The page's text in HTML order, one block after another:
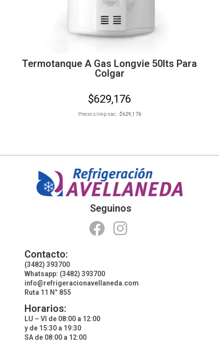
Termotanque A Gas Longvie 50lts Para
Colgar
$629,176
Precio s/imp nac.:$629,176
Seguinos
Contacto:
(3482) 393700
Whatsapp: (3482) 393700
info@refrigeracionavellaneda.com
Ruta 11 N° 855
Horarios:
LU – VI de 08:00 a 12:00
y de 15:30 a 19:30
SA de 08:00 a 12:00